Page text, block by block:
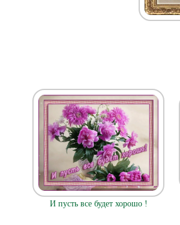
И пусть все будет хорошо !